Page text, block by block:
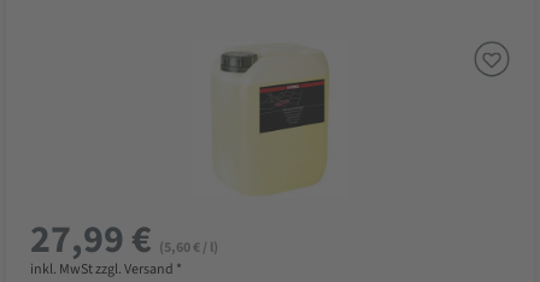
27,99 € (5,60 € / l)
inkl. MwSt zzgl. Versand *